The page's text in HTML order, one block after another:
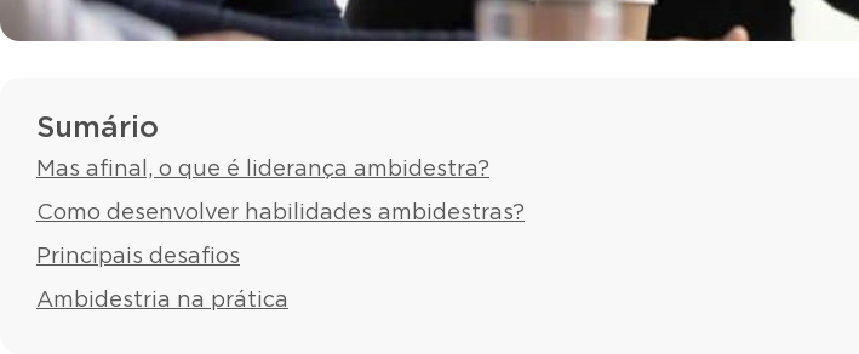
Sumário
Mas afinal, o que é liderança ambidestra?
Como desenvolver habilidades ambidestras?
Principais desafios
Ambidestria na prática